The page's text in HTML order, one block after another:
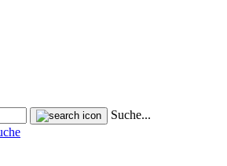
Suche...